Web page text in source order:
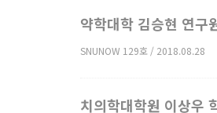
약학대학 김승현 연구
SNUNOW 129호 / 2018.08.28
치의학대학원 이상